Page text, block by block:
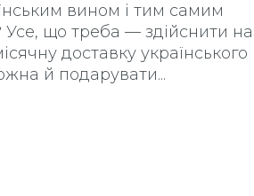
вином і тим самим
що треба — здійснити на
доставку українського
й подарувати